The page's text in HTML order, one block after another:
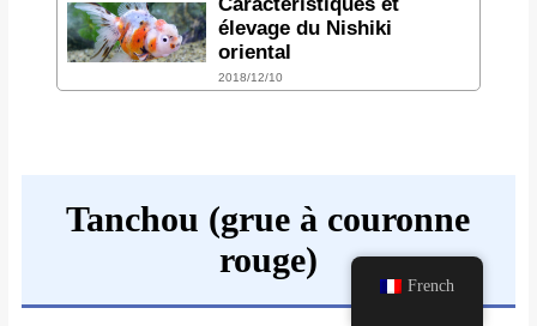
élevage du Nishiki
oriental
2018/12/10
Tanchou (grue à couronne
rouge)
French